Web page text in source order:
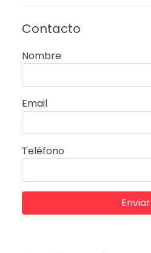
Contacto
Nombre
Email
Teléfono
Enviar